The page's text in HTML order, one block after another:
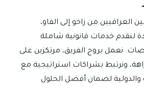
العراقيين من زاخو إلى الفاو،
لنقدم خدمات قانونية شاملة
نعمل بروح الفريق، مرتكزين على
ونرتبط بشراكات استراتيجية مع
لضمان أفضل الحلول